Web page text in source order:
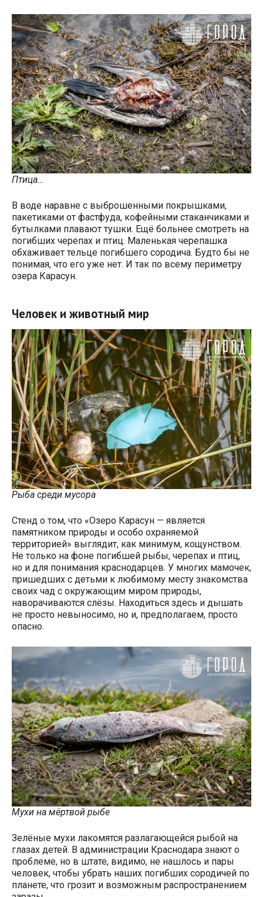
Птица…
В воде наравне с выброшенными покрышками,
пакетиками от фастфуда, кофейными стаканчиками и
бутылками плавают тушки. Ещё больнее смотреть на
погибших черепах и птиц. Маленькая черепашка
обхаживает тельце погибшего сородича. Будто бы не
понимая, что его уже нет. И так по всему периметру
озера Карасун.
Человек и животный мир
Рыба среди мусора
Стенд о том, что «Озеро Карасун — является
памятником природы и особо охраняемой
территорией» выглядит, как минимум, кощунством.
Не только на фоне погибшей рыбы, черепах и птиц,
но и для понимания краснодарцев. У многих мамочек,
пришедших с детьми к любимому месту знакомства
своих чад с окружающим миром природы,
наворачиваются слёзы. Находиться здесь и дышать
не просто невыносимо, но и, предполагаем, просто
опасно.
Мухи на мёртвой рыбе
Зелёные мухи лакомятся разлагающейся рыбой на
глазах детей. В администрации Краснодара знают о
проблеме, но в штате, видимо, не нашлось и пары
человек, чтобы убрать наших погибших сородичей по
планете, что грозит и возможным распространением